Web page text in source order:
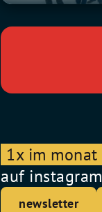
1x im monat
auf instagram
newsletter